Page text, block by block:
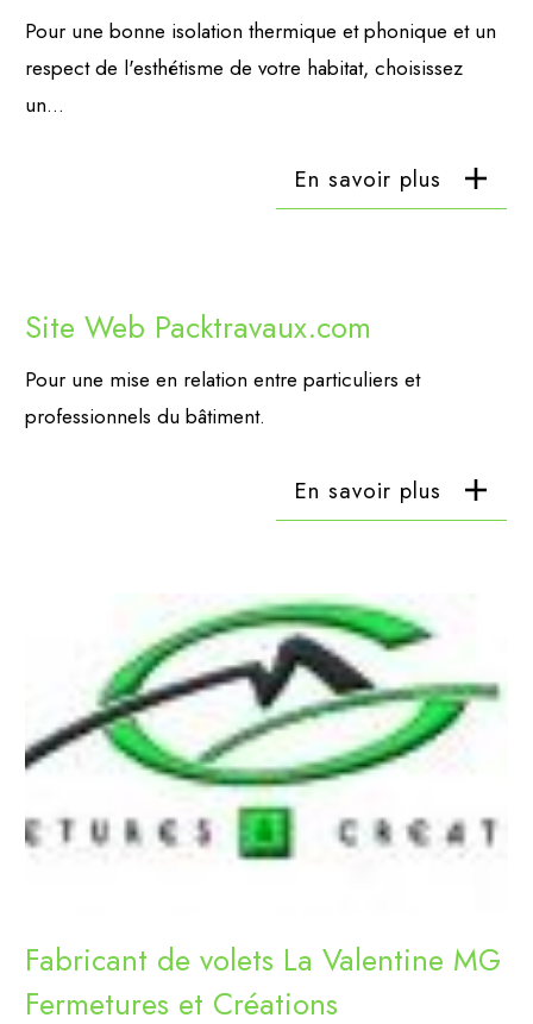
Pour une bonne isolation thermique et phonique et un
respect de l'esthétisme de votre habitat, choisissez
un...
En savoir plus
Site Web Packtravaux.com
Pour une mise en relation entre particuliers et
professionnels du bâtiment.
En savoir plus
Fabricant de volets La Valentine MG
Fermetures et Créations